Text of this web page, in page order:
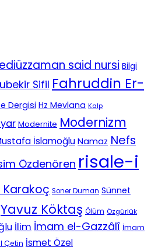
said nursi Bilgi
Sifil Fahruddin Er-
Dergisi Hz Mevlana Kalp
Modernite Modernizm
İslamoğlu Namaz Nefs
Özdenören risale-i
Karakoç Soner Duman Sünnet
Yavuz Köktaş Ölüm Özgürlük
İlim İmam el-Gazzâlî İmam
Çetin İsmet Özel